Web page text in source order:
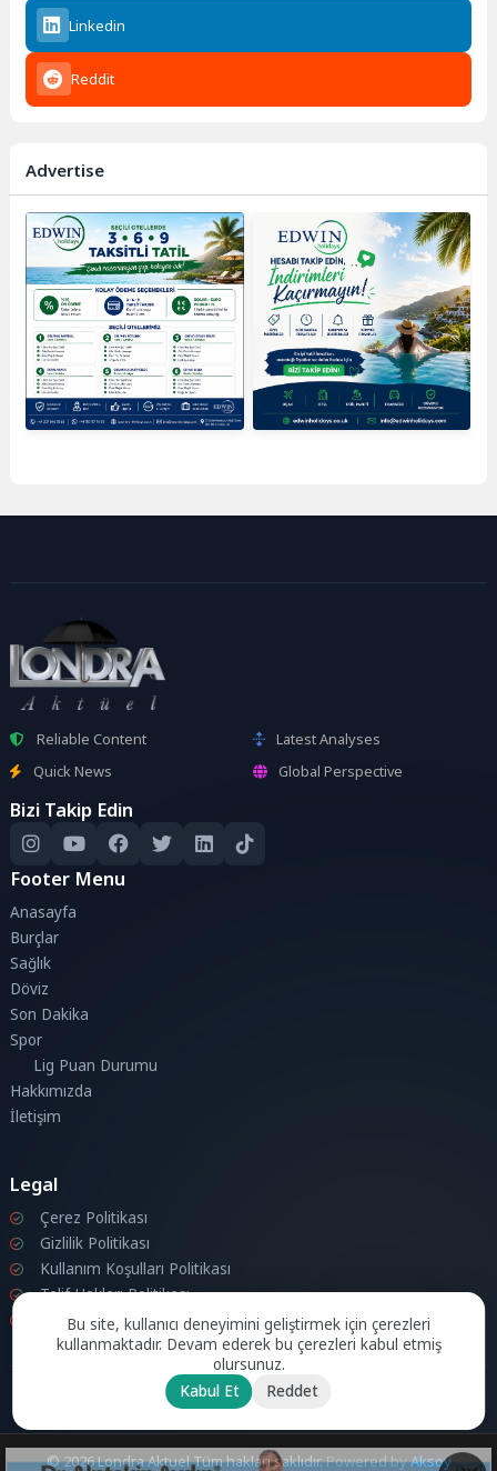
Linkedin
Reddit
Advertise
Reliable Content
Latest Analyses
Quick News
Global Perspective
Bizi Takip Edin
Footer Menu
Anasayfa
Burçlar
Sağlık
Döviz
Son Dakika
Spor
Lig Puan Durumu
Hakkımızda
İletişim
Legal
Çerez Politikası
Gizlilik Politikası
Kullanım Koşulları Politikası
Telif Hakları Politikası
İletişim
© 2026 Londra Aktuel Tüm hakları saklıdır.Powered byAksoy
Bu site, kullanıcı deneyimini geliştirmek için çerezleri
kullanmaktadır. Devam ederek bu çerezleri kabul etmiş
olursunuz.
Kabul Et
Reddet